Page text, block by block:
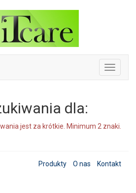
Toggle
dla:
jest za krótkie. Minimum 2 znaki.
Produkty O nas Kontakt